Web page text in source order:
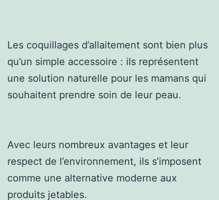
Les coquillages d’allaitement sont bien plus
qu’un simple accessoire : ils représentent
une solution naturelle pour les mamans qui
souhaitent prendre soin de leur peau.
Avec leurs nombreux avantages et leur
respect de l’environnement, ils s’imposent
comme une alternative moderne aux
produits jetables.